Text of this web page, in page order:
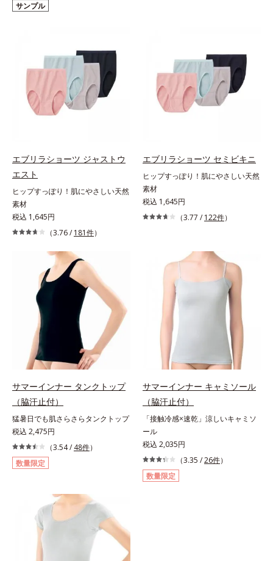
サンプル
エブリラショーツ ジャストウ
エスト
ヒップすっぽり！肌にやさしい天然
素材
税込 1,645円
（3.76 / 181件）
エブリラショーツ セミビキニ
ヒップすっぽり！肌にやさしい天然
素材
税込 1,645円
（3.77 / 122件）
サマーインナー タンクトップ
（脇汗止付）
猛暑日でも肌さらさらタンクトップ
税込 2,475円
（3.54 / 48件）
数量限定
サマーインナー キャミソール
（脇汗止付）
「接触冷感×速乾」涼しいキャミソ
ール
税込 2,035円
（3.35 /26件）
数量限定